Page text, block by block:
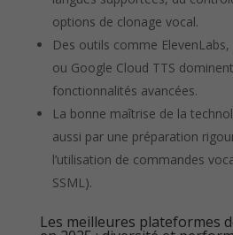
options de clonage vocal.
Des outils comme
ou Google Cloud TTS
fonctionnalités avancées.
La bonne maîtrise de la
aussi par une préparation
l’utilisation de commandes
SSML).
Les meilleures plateformes